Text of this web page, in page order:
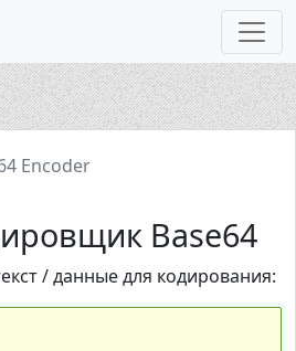
Encoder
Base64
/ данные для кодирования: